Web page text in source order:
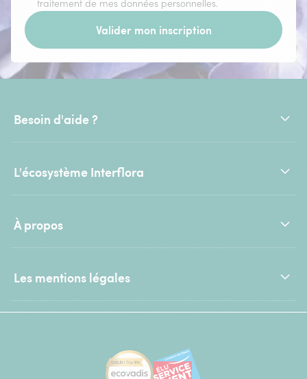
traitement de mes données personnelles.
Valider mon inscription
Besoin d'aide ?
L'écosystème Interflora
À propos
Les mentions légales